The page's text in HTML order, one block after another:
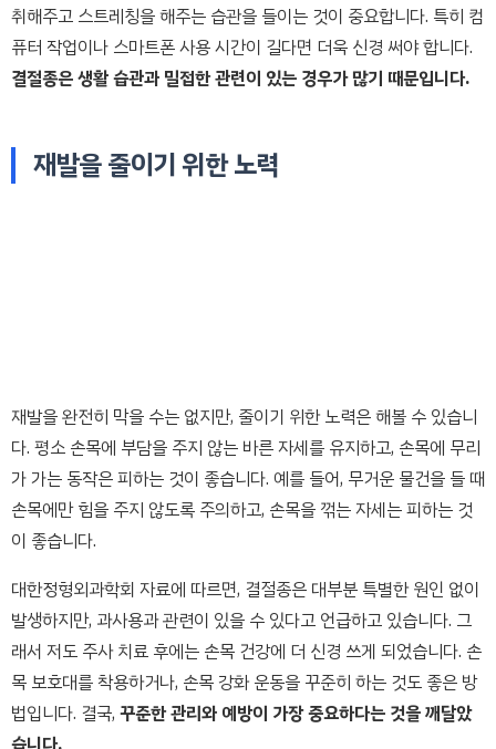
취해주고 스트레칭을 해주는 습관을 들이는 것이 중요합니다. 특히 컴
퓨터 작업이나 스마트폰 사용 시간이 길다면 더욱 신경 써야 합니다.
결절종은 생활 습관과 밀접한 관련이 있는 경우가 많기 때문입니다.
재발을 줄이기 위한 노력
재발을 완전히 막을 수는 없지만, 줄이기 위한 노력은 해볼 수 있습니
다. 평소 손목에 부담을 주지 않는 바른 자세를 유지하고, 손목에 무리
가 가는 동작은 피하는 것이 좋습니다. 예를 들어, 무거운 물건을 들 때
손목에만 힘을 주지 않도록 주의하고, 손목을 꺾는 자세는 피하는 것
이 좋습니다.
대한정형외과학회 자료에 따르면, 결절종은 대부분 특별한 원인 없이
발생하지만, 과사용과 관련이 있을 수 있다고 언급하고 있습니다. 그
래서 저도 주사 치료 후에는 손목 건강에 더 신경 쓰게 되었습니다. 손
목 보호대를 착용하거나, 손목 강화 운동을 꾸준히 하는 것도 좋은 방
법입니다. 결국, 꾸준한 관리와 예방이 가장 중요하다는 것을 깨달았